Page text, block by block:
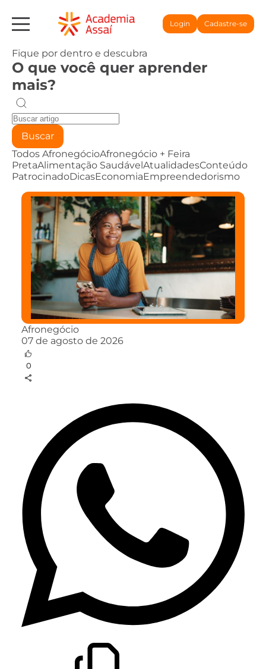
Login Cadastre-se
Fique por dentro e descubra
O que você quer aprender
mais?
Buscar
Todos AfronegócioAfronegócio + Feira
PretaAlimentação SaudávelAtualidadesConteúdo
PatrocinadoDicasEconomiaEmpreendedorismo
Afronegócio
07 de agosto de 2026
0